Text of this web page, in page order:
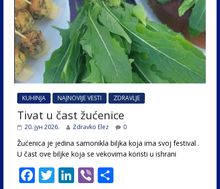
KUHINJA NAJNOVIJE VESTI ZDRAVLJE
Tivat u čast žućenice
20. јун 2026. Zdravko Elez 0
Žućenica je jedina samonikla biljka koja ima svoj festival .
U čast ovе biljke koja se vekovima koristi u ishrani
F T Li Vi S